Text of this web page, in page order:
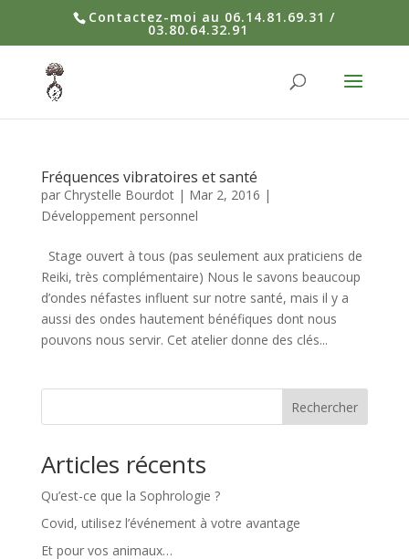
Contactez-moi au 06.14.81.69.31 /
03.80.64.32.91
Fréquences vibratoires et santé
par Chrystelle Bourdot| Mar 2, 2016 |
Développement personnel
Stage ouvert à tous (pas seulement aux praticiens de
Reiki, très complémentaire) Nous le savons beaucoup
d’ondes néfastes influent sur notre santé, mais il y a
aussi des ondes hautement bénéfiques dont nous
pouvons nous servir. Cet atelier donne des clés...
Rechercher
Articles récents
Qu’est-ce que la Sophrologie ?
Covid, utilisez l’événement à votre avantage
Et pour vos animaux…